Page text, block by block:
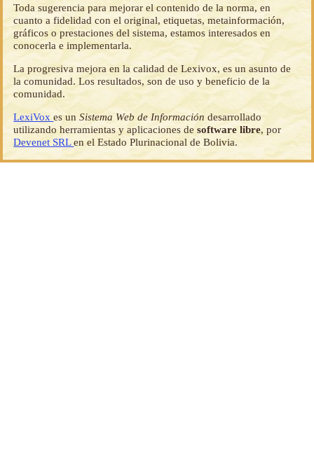
Toda sugerencia para mejorar el contenido de la norma, en
cuanto a fidelidad con el original, etiquetas, metainformación,
gráficos o prestaciones del sistema, estamos interesados en
conocerla e implementarla.
La progresiva mejora en la calidad de Lexivox, es un asunto de
la comunidad. Los resultados, son de uso y beneficio de la
comunidad.
LexiVoxes unSistema Web de Información desarrollado
utilizando herramientas y aplicaciones desoftware libre, por
Devenet SRLen el Estado Plurinacional de Bolivia.